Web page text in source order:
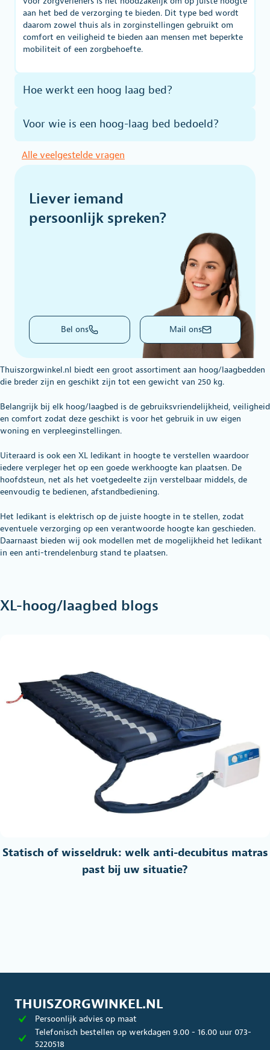
aan het bed de verzorging te bieden. Dit type bed wordt
daarom zowel thuis als in zorginstellingen gebruikt om
comfort en veiligheid te bieden aan mensen met beperkte
mobiliteit of een zorgbehoefte.
Hoe werkt een hoog laag bed?
Voor wie is een hoog-laag bed bedoeld?
Alle veelgestelde vragen
Liever iemand
persoonlijk spreken?
Bel ons Mail ons
Thuiszorgwinkel.nl biedt een groot assortiment aan hoog/laagbedden
die breder zijn en geschikt zijn tot een gewicht van 250 kg.
Belangrijk bij elk hoog/laagbed is de gebruiksvriendelijkheid, veiligheid
en comfort zodat deze geschikt is voor het gebruik in uw eigen
woning en verpleeginstellingen.
Uiteraard is ook een XL ledikant in hoogte te verstellen waardoor
iedere verpleger het op een goede werkhoogte kan plaatsen. De
hoofdsteun, net als het voetgedeelte zijn verstelbaar middels, de
eenvoudig te bedienen, afstandbediening.
Het ledikant is elektrisch op de juiste hoogte in te stellen, zodat
eventuele verzorging op een verantwoorde hoogte kan geschieden.
Daarnaast bieden wij ook modellen met de mogelijkheid het ledikant
in een anti-trendelenburg stand te plaatsen.
XL-hoog/laagbed blogs
Statisch of wisseldruk: welk anti-decubitus matras
past bij uw situatie?
THUISZORGWINKEL.NL
Persoonlijk advies op maat
Telefonisch bestellen op werkdagen 9.00 - 16.00 uur 073-
5220518